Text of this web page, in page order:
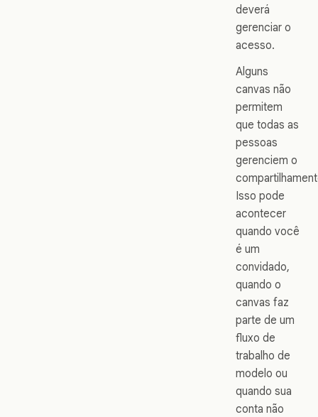
deverá
gerenciar o
acesso.
Alguns
canvas não
permitem
que todas as
pessoas
gerenciem o
Isso pode
acontecer
quando você
é um
convidado,
quando o
canvas faz
parte de um
fluxo de
trabalho de
modelo ou
quando sua
conta não